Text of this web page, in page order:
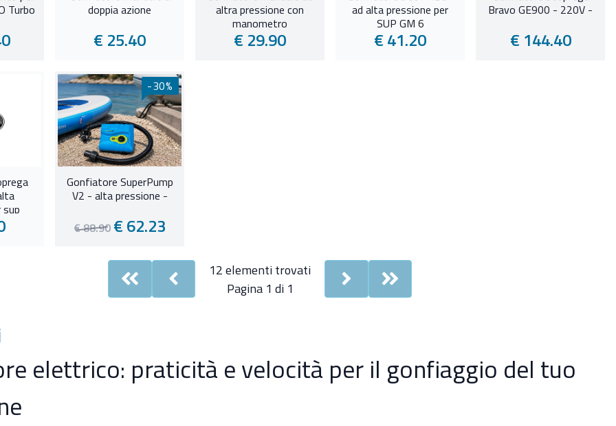
Turbo
doppia azione
€ 25.40
altra pressione con
manometro
€ 29.90
ad alta pressione per
SUP GM 6
€ 41.20
Bravo GE900 - 220V -
€ 144.40
Gonfiatore SuperPump
V2 - alta pressione -
€ 88.90 € 62.23
-30%
FirstPrevious
12 elementi trovati
Pagina 1 di 1
NextLast
elettrico: praticità e velocità per il gonfiaggio del tuo